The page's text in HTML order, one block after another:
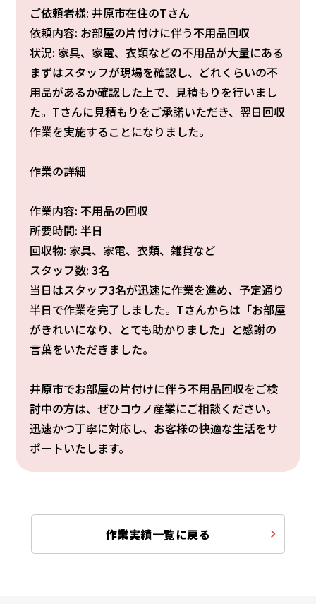
ご依頼者様: 井原市在住のTさん
依頼内容: お部屋の片付けに伴う不用品回収
状況: 家具、家電、衣類などの不用品が大量にある
まずはスタッフが現場を確認し、どれくらいの不
用品があるか確認した上で、見積もりを行いまし
た。Tさんに見積もりをご承諾いただき、翌日回収
作業を実施することになりました。
作業の詳細
作業内容: 不用品の回収
所要時間: 半日
回収物: 家具、家電、衣類、雑貨など
スタッフ数: 3名
当日はスタッフ3名が迅速に作業を進め、予定通り
半日で作業を完了しました。Tさんからは「お部屋
がきれいになり、とても助かりました」と感謝の
言葉をいただきました。
井原市でお部屋の片付けに伴う不用品回収をご検
討中の方は、ぜひコウノ産業にご相談ください。
迅速かつ丁寧に対応し、お客様の快適な生活をサ
ポートいたします。
作業実績一覧に戻る